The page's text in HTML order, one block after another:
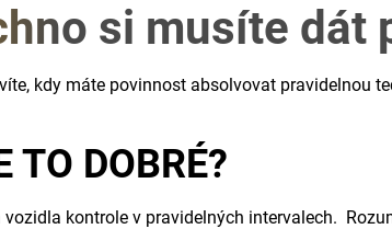
si musíte dát
kdy máte povinnost absolvovat pravidelnou
TO DOBRÉ?
kontrole v pravidelných intervalech.